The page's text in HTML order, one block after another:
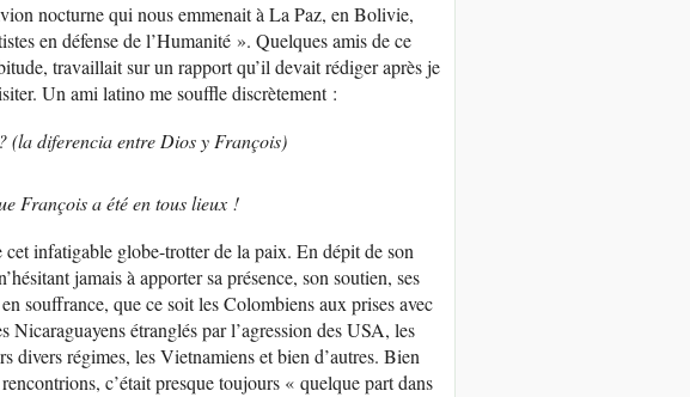
nocturne qui nous emmenait à La Paz, en Bolivie,
en défense de l’Humanité ». Quelques amis de ce
travaillait sur un rapport qu’il devait rédiger après je
Un ami latino me souffle discrètement :
(la diferencia entre Dios y François)
François a été en tous lieux !
infatigable globe-trotter de la paix. En dépit de son
jamais à apporter sa présence, son soutien, ses
souffrance, que ce soit les Colombiens aux prises avec
étranglés par l’agression des USA, les
divers régimes, les Vietnamiens et bien d’autres. Bien
c’était presque toujours « quelque part dans